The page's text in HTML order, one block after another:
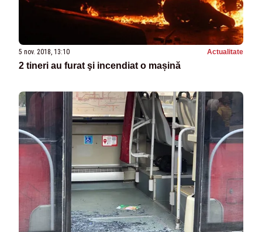
5 nov. 2018, 13:10 Actualitate
2 tineri au furat şi incendiat o mașină